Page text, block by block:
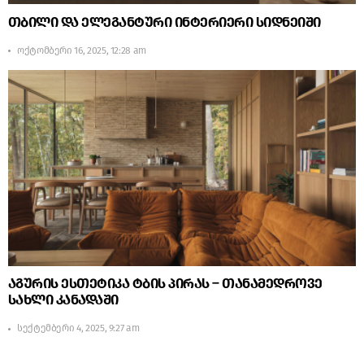
თბილი და ელეგანტური ინტერიერი სიდნეიში
ოქტომბერი 16, 2025, 12:28 am
აგურის ესთეტიკა ტბის პირას – თანამედროვე
სახლი კანადაში
სექტემბერი 4, 2025, 9:27 am